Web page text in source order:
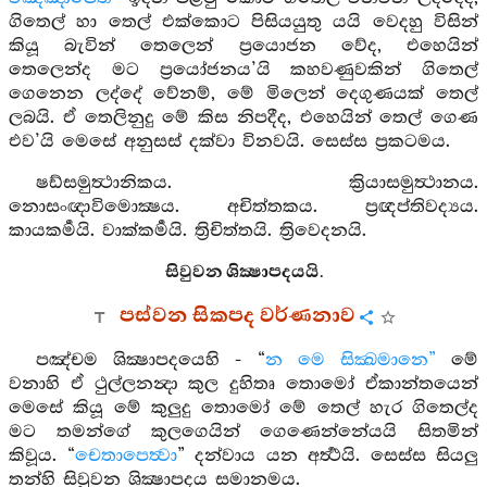
ගිතෙල් හා තෙල් එක්කොට පිසියයුතු යයි වෙදහු විසින්
කියූ බැවින් තෙලෙන් ප්‍රයොජන වේද, එහෙයින්
තෙලෙන්ද මට ප්‍රයෝජනය’යි කහවණුවකින් ගිතෙල්
ගෙනෙන ලද්දේ වේනම්, මේ මිලෙන් දෙගුණයක් තෙල්
ලබයි. ඒ තෙලිනුදු මේ කිස නිපදීද, එහෙයින් තෙල් ගෙණ
එව’යි මෙසේ අනුසස් දක්වා විනවයි. සෙස්ස ප්‍රකටමය.
ෂඩ්සමුත්‍ථානිකය. ක්‍රියාසමුත්‍ථානය.
නොසංඥාවිමොක්‍ෂය. අචිත්තකය. ප්‍රඥප්තිවද්‍යය.
කායකර්‍මයි. වාක්කර්‍මයි. ත්‍රිචිත්තයි. ත්‍රිවෙදනයි.
සිවුවන ශික්‍ෂාපදයයි.
පස්වන සිකපද වර්ණනාව
පඤ්චම ශික්‍ෂාපදයෙහි - “න මෙ සික්‍ඛමානෙ” මේ
වනාහි ඒ ථුල්ලනන්‍දා කුල දුහිතෘ තොමෝ ඒකාන්තයෙන්
මෙසේ කියූ මේ කුලුදු තොමෝ මේ තෙල් හැර ගිතෙල්ද
මට තමන්ගේ කුලගෙයින් ගෙණෙන්නේයයි සිතමින්
කිවූය. “චෙතාපෙත්‍වා” දන්වාය යන අර්‍ත්‍ථයි. සෙස්ස සියලු
තන්හි සිවුවන ශික්‍ෂාපදය සමානමය.